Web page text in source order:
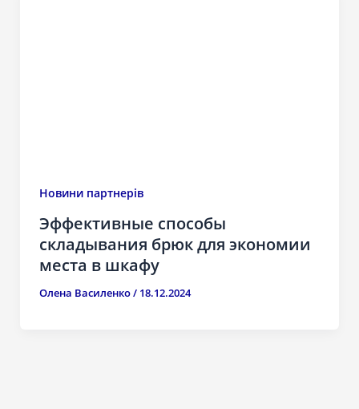
Новини партнерів
Эффективные способы
складывания брюк для экономии
места в шкафу
Олена Василенко/ 18.12.2024